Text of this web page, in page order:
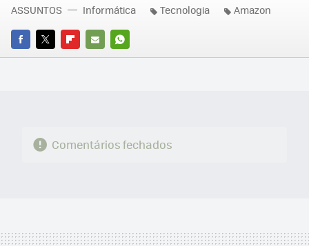
FACEBOOK
TWITTERFLIPBOARD
E-
WHATSAPP
ASSUNTOS Informática Tecnologia Amazon
Comentários fechados